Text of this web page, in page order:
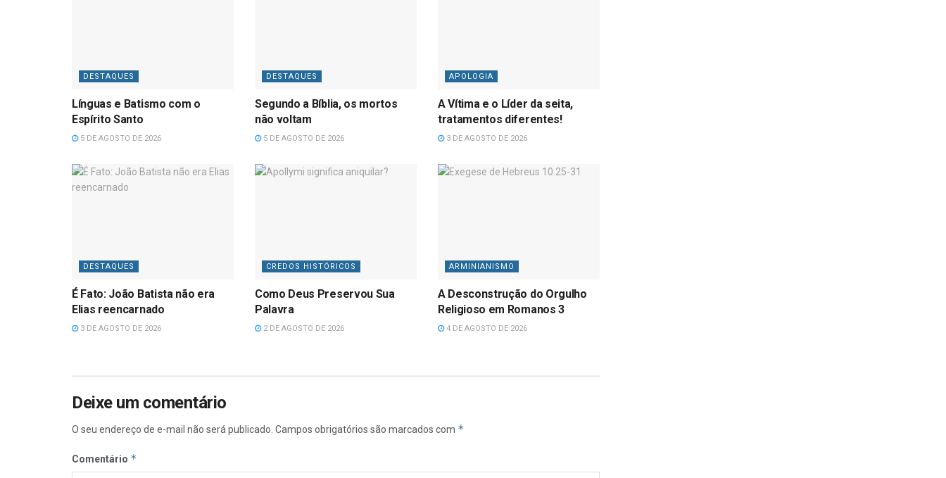
DESTAQUES
Línguas e Batismo com o
Espírito Santo
5 DE AGOSTO DE 2026
DESTAQUES
Segundo a Bíblia, os mortos
não voltam
5 DE AGOSTO DE 2026
APOLOGIA
A Vítima e o Líder da seita,
tratamentos diferentes!
3 DE AGOSTO DE 2026
DESTAQUES
É Fato: João Batista não era
Elias reencarnado
3 DE AGOSTO DE 2026
CREDOS HISTÓRICOS
Como Deus Preservou Sua
Palavra
2 DE AGOSTO DE 2026
ARMINIANISMO
A Desconstrução do Orgulho
Religioso em Romanos 3
4 DE AGOSTO DE 2026
Deixe um comentário
O seu endereço de e-mail não será publicado. Campos obrigatórios são marcados com *
Comentário *